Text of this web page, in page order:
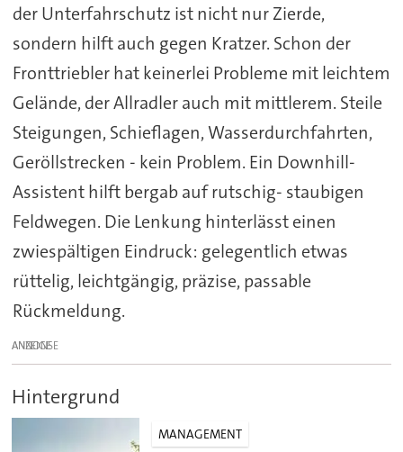
der Unterfahrschutz ist nicht nur Zierde,
sondern hilft auch gegen Kratzer. Schon der
Fronttriebler hat keinerlei Probleme mit leichtem
Gelände, der Allradler auch mit mittlerem. Steile
Steigungen, Schieflagen, Wasserdurchfahrten,
Geröllstrecken - kein Problem. Ein Downhill-
Assistent hilft bergab auf rutschig- staubigen
Feldwegen. Die Lenkung hinterlässt einen
zwiespältigen Eindruck: gelegentlich etwas
rüttelig, leichtgängig, präzise, passable
Rückmeldung.
ANZEIGE
Hintergrund
MANAGEMENT